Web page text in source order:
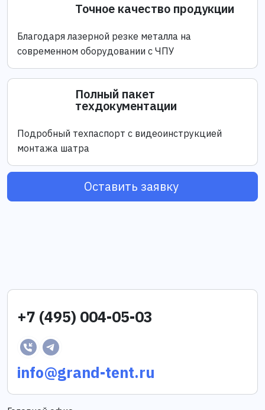
Точное качество продукции
Благодаря лазерной резке металла на
современном оборудовании с ЧПУ
Полный пакет
техдокументации
Подробный техпаспорт с видеоинструкцией
монтажа шатра
Оставить заявку
+7 (495) 004-05-03
info@grand-tent.ru